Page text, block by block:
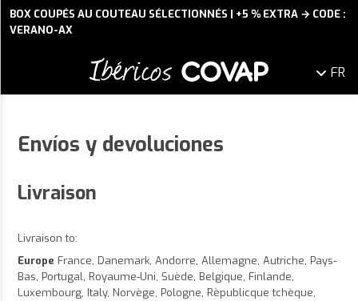
BOX COUPÉS AU COUTEAU SÉLECTIONNÉS | +5 % EXTRA → CODE :
VERANO-AX
FR
Envíos y devoluciones
Livraison
Livraison to:
Europe France, Danemark, Andorre, Allemagne, Autriche, Pays-
Bas, Portugal, Royaume-Uni, Suède, Belgique, Finlande,
Luxembourg, Italy, Norvège, Pologne, Rèpublicque tchèque,